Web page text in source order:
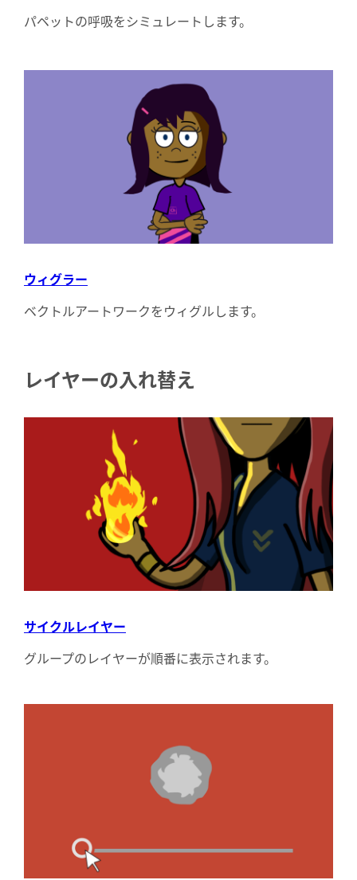
パペットの呼吸をシミュレートします。
ウィグラー
ベクトルアートワークをウィグルします。
レイヤーの入れ替え
サイクルレイヤー
グループのレイヤーが順番に表示されます。